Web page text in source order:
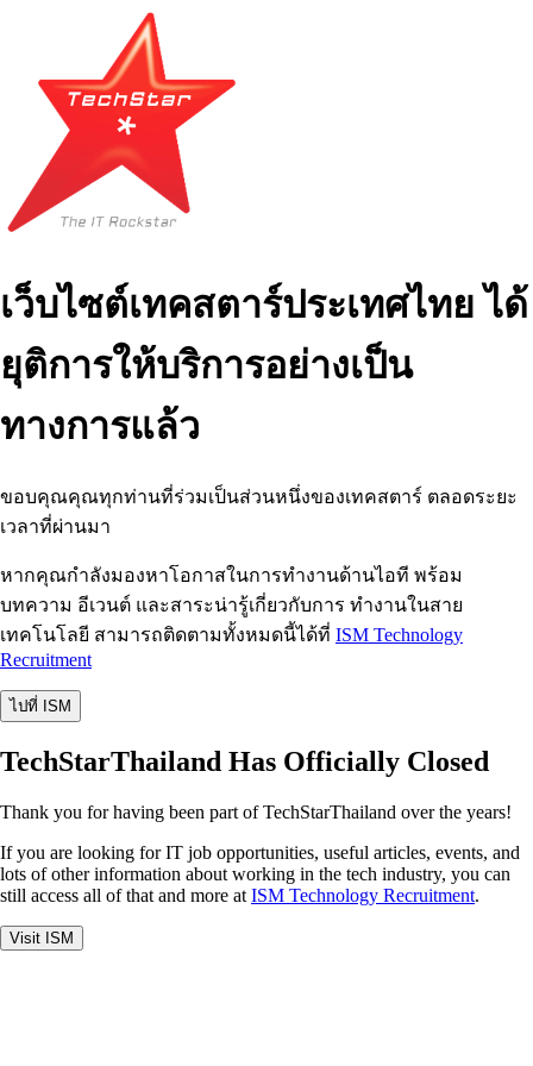
เว็บไซต์เทคสตาร์ประเทศไทย ได้
ยุติการให้บริการอย่างเป็น
ทางการแล้ว
ขอบคุณคุณทุกท่านที่ร่วมเป็นส่วนหนึ่งของเทคสตาร์ ตลอดระยะ
เวลาที่ผ่านมา
หากคุณกำลังมองหาโอกาสในการทำงานด้านไอที พร้อม
บทความ อีเวนต์ และสาระน่ารู้เกี่ยวกับการ ทำงานในสาย
เทคโนโลยี สามารถติดตามทั้งหมดนี้ได้ที่ ISM Technology
Recruitment
ไปที่ ISM
TechStarThailand Has Officially Closed
Thank you for having been part of TechStarThailand over the years!
If you are looking for IT job opportunities, useful articles, events, and
lots of other information about working in the tech industry, you can
still access all of that and more at ISM Technology Recruitment.
Visit ISM